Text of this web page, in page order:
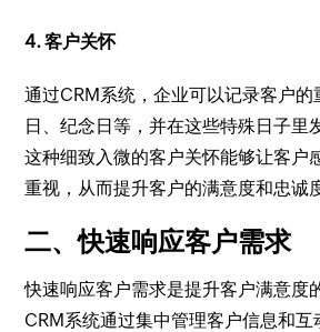
4. 客户关怀
通过CRM系统，企业可以记录客户的
日、纪念日等，并在这些特殊日子里
这种细致入微的客户关怀能够让客户
重视，从而提升客户的满意度和忠诚
二、快速响应客户需求
快速响应客户需求是提升客户满意度
CRM系统通过集中管理客户信息和